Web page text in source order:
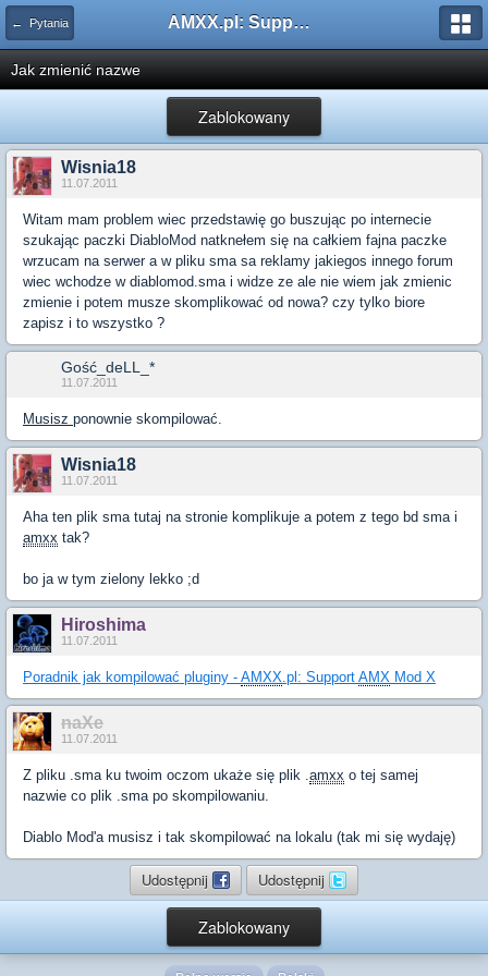
← Pytania AMXX.pl: Support AMX Mod X i SourceMod
Jak zmienić nazwe
Zablokowany
Wisnia18
11.07.2011
Witam mam problem wiec przedstawię go buszując po internecie
szukając paczki DiabloMod natknełem się na całkiem fajna paczke
wrzucam na serwer a w pliku sma sa reklamy jakiegos innego forum
wiec wchodze w diablomod.sma i widze ze ale nie wiem jak zmienic
zmienie i potem musze skomplikować od nowa? czy tylko biore
zapisz i to wszystko ?
Gość_deLL_*
11.07.2011
Musisz ponownie skompilować.
Wisnia18
11.07.2011
Aha ten plik sma tutaj na stronie komplikuje a potem z tego bd sma i
amxx tak?
bo ja w tym zielony lekko ;d
Hiroshima
11.07.2011
Poradnik jak kompilować pluginy - AMXX.pl: Support AMX Mod X
naXe
11.07.2011
Z pliku .sma ku twoim oczom ukaże się plik .amxx o tej samej
nazwie co plik .sma po skompilowaniu.
Diablo Mod'a musisz i tak skompilować na lokalu (tak mi się wydaję)
Udostępnij Udostępnij
Zablokowany